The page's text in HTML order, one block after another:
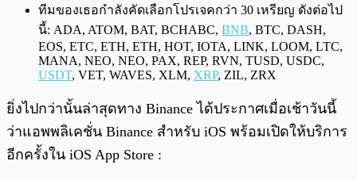
ทีมของเธอกำลังคัดเลือกโปรเจคกว่า 30 เหรียญ ดังต่อไป
นี้: ADA, ATOM, BAT, BCHABC, BNB, BTC, DASH,
EOS, ETC, ETH, ETH, HOT, IOTA, LINK, LOOM, LTC,
MANA, NEO, NEO, PAX, REP, RVN, TUSD, USDC,
USDT, VET, WAVES, XLM, XRP, ZIL, ZRX
ยิ่งไปกว่านั้นล่าสุดทาง Binance ได้ประกาศเมื่อเช้าวันนี้
ว่าแอพพลิเคชั่น Binance สำหรับ iOS พร้อมเปิดให้บริการ
อีกครั้งใน iOS App Store :